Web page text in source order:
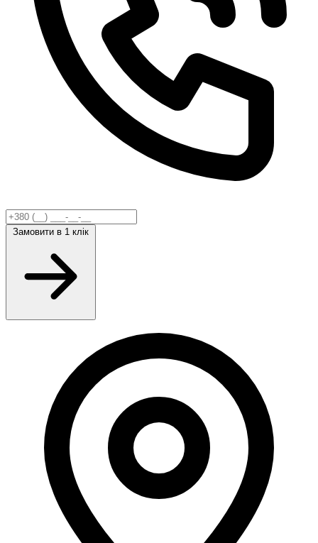
Замовити в 1 клік